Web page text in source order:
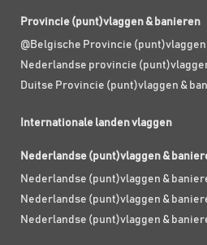
Provincie (punt)vlaggen & banieren
@Belgische Provincie
Nederlandse provincie
Duitse Provincie (punt)vlaggen &
Internationale landen vlaggen
Nederlandse (punt)vlaggen &
Nederlandse (punt)vlaggen &
Nederlandse (punt)vlaggen &
Nederlandse (punt)vlaggen &